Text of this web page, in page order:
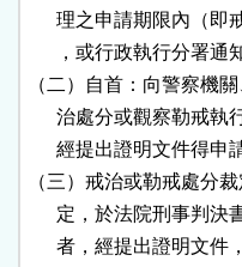
理之申請期限內（
，或行政執行分署
（二）自首：向警察機
治處分或觀察勒戒
經提出證明文件得
（三）戒治或勒戒處分
定，於法院刑事判
者，經提出證明文